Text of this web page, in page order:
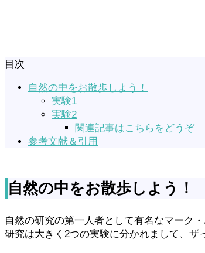
目次
自然の中をお散歩しよう！
実験1
実験2
関連記事はこちらをどうぞ
参考文献＆引用
自然の中をお散歩しよう！
自然の研究の第一人者として有名なマーク
研究は大きく2つの実験に分かれまして、ザ